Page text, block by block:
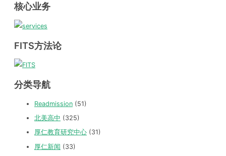
核心业务
FITS方法论
分类导航
Readmission (51)
北美高中 (325)
厚仁教育研究中心 (31)
厚仁新闻 (33)